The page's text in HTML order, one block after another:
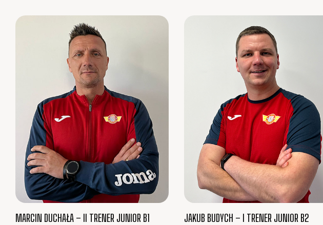
MARCIN DUCHAŁA – II TRENER JUNIOR B1 JAKUB BUDYCH – I TRENER JUNIOR B2